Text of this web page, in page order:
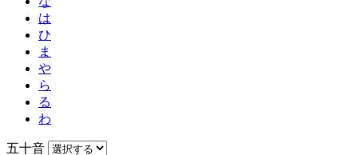
は
ひ
ま
や
ら
る
わ
五十音